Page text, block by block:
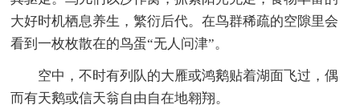
大好时机栖息养生，繁衍后代。在鸟群稀疏的空隙里会
看到一枚枚散在的鸟蛋“无人问津”。
空中，不时有列队的大雁或鸿鹅贴着湖面飞过，偶
而有天鹅或信天翁自由自在地翱翔。